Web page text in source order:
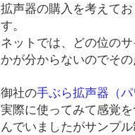
拡声器の購入を考えて
す。
ネットでは、どの位の
かが分からないのでそ
御社の手ぶら拡声器（
実際に使ってみて感覚
んでいましたがサンプ